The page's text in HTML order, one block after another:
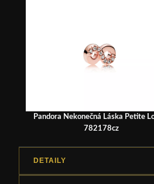
Pandora Nekonečná Láska Petite
782178cz
DETAILY